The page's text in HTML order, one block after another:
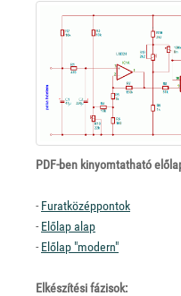
PDF-ben kinyomtatható
- Furatközéppontok
- Előlap alap
- Előlap "modern"
Elkészítési fázisok: